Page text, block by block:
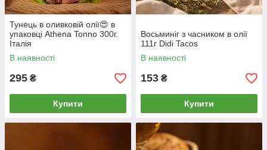
Тунець в оливковій олії😍 в
упаковці Athena Tonno 300г.
Італія
В наявності
295 ₴
Купити
Восьминіг з часником в олії
111г Didi Tacos
В наявності
153 ₴
Купити